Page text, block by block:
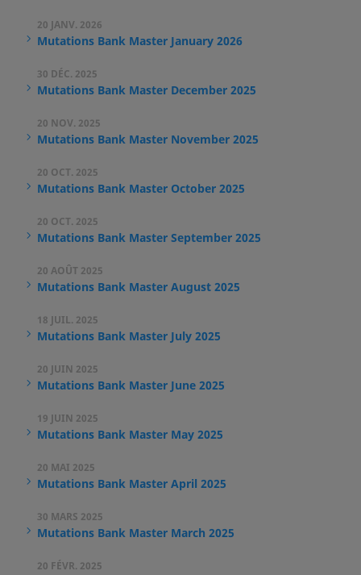
20 JANV. 2026
Mutations Bank Master January 2026
30 DÉC. 2025
Mutations Bank Master December 2025
20 NOV. 2025
Mutations Bank Master November 2025
20 OCT. 2025
Mutations Bank Master October 2025
20 OCT. 2025
Mutations Bank Master September 2025
20 AOÛT 2025
Mutations Bank Master August 2025
18 JUIL. 2025
Mutations Bank Master July 2025
20 JUIN 2025
Mutations Bank Master June 2025
19 JUIN 2025
Mutations Bank Master May 2025
20 MAI 2025
Mutations Bank Master April 2025
30 MARS 2025
Mutations Bank Master March 2025
20 FÉVR. 2025